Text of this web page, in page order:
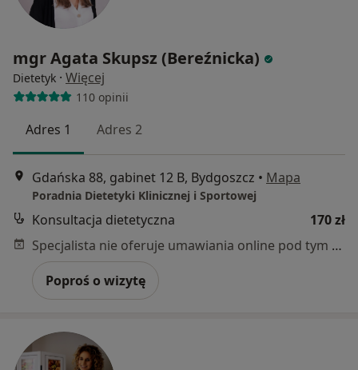
mgr Agata Skupsz (Bereźnicka)
Dietetyk · Więcej
110 opinii
Adres 1 Adres 2
Gdańska 88, gabinet 12 B, Bydgoszcz • Mapa
Poradnia Dietetyki Klinicznej i Sportowej
Konsultacja dietetyczna
170 zł
Specjalista nie oferuje umawiania online pod tym adresem.
Poproś o wizytę